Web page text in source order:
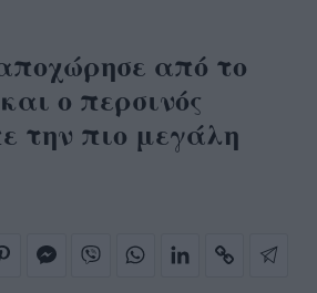
από το
ο περσινός
την πιο μεγάλη